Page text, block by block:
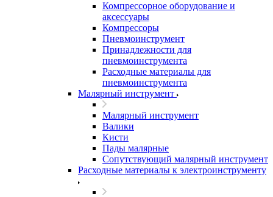
Компрессорное оборудование и
аксессуары
Компрессоры
Пневмоинструмент
Принадлежности для
пневмоинструмента
Расходные материалы для
пневмоинструмента
Малярный инструмент
Малярный инструмент
Валики
Кисти
Пады малярные
Сопутствующий малярный инструмент
Расходные материалы к электроинструменту